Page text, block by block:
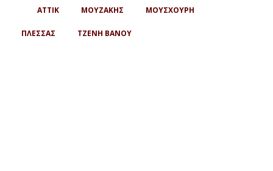
ΑΤΤΙΚ ΜΟΥΖΑΚΗΣ ΜΟΥΣΧΟΥΡΗ
ΠΛΕΣΣΑΣ ΤΖΕΝΗ ΒΑΝΟΥ